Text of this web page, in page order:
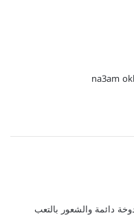
na3am
دائمة والشعور بالتعب